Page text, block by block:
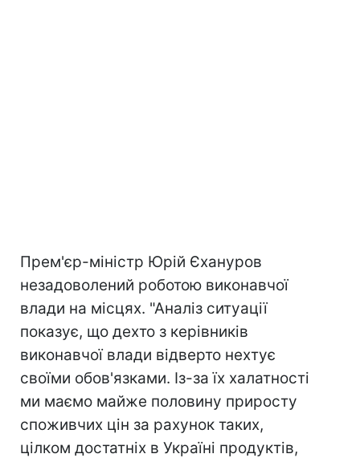
Прем'єр-міністр Юрій Єхануров
незадоволений роботою виконавчої
влади на місцях. "Аналіз ситуації
показує, що дехто з керівників
виконавчої влади відверто нехтує
своїми обов'язками. Із-за їх халатності
ми маємо майже половину приросту
споживчих цін за рахунок таких,
цілком достатніх в Україні продуктів,